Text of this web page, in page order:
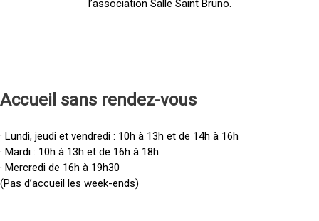
l’association Salle Saint Bruno.
Accueil sans rendez-vous
· Lundi, jeudi et vendredi : 10h à 13h et de 14h à 16h
· Mardi : 10h à 13h et de 16h à 18h
· Mercredi de 16h à 19h30
(Pas d’accueil les week-ends)